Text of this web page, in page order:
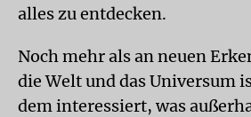
alles zu entdecken.
Noch mehr als an neuen
die Welt und das Universum
dem interessiert, was